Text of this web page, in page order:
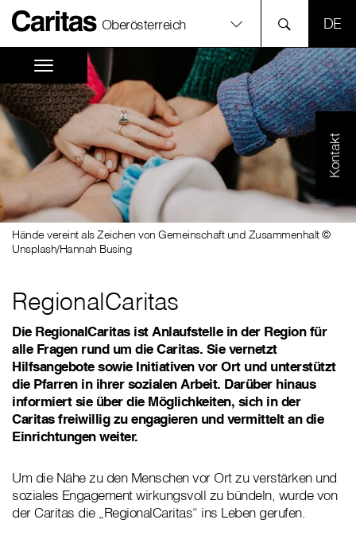
Oberösterreich
Kontakt
Hände vereint als Zeichen von Gemeinschaft und Zusammenhalt ©
Unsplash/Hannah Busing
RegionalCaritas
Die RegionalCaritas ist Anlaufstelle in der Region für
alle Fragen rund um die Caritas. Sie vernetzt
Hilfsangebote sowie Initiativen vor Ort und unterstützt
die Pfarren in ihrer sozialen Arbeit. Darüber hinaus
informiert sie über die Möglichkeiten, sich in der
Caritas freiwillig zu engagieren und vermittelt an die
Einrichtungen weiter.
Um die Nähe zu den Menschen vor Ort zu verstärken und
soziales Engagement wirkungsvoll zu bündeln, wurde von
der Caritas die „RegionalCaritas“ ins Leben gerufen.